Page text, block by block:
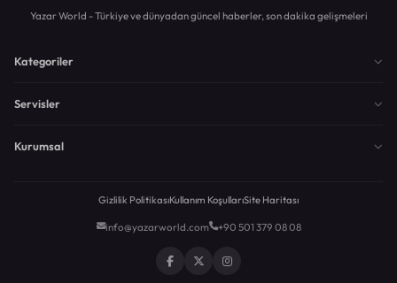
Yazar World - Türkiye ve dünyadan güncel haberler, son dakika gelişmeleri
Kategoriler
Servisler
Kurumsal
Gizlilik PolitikasıKullanım KoşullarıSite Haritası
info@yazarworld.com +90 501 379 08 08